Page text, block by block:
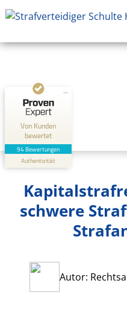
schwere
Autor:
Von Kunden
bewertet
94 Bewertungen
Authentizität
Rechtsanwaltskanzlei Schulte
SEHR GUT
89
Bewertungen von 2
anderen Quellen
Blick aufs ProvenExpert-Profil